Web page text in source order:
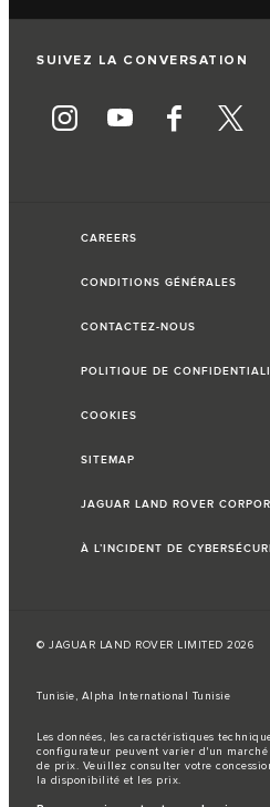
SUIVEZ LA CONVERSATION
CAREERS
CONDITIONS GÉNÉRALES
CONTACTEZ-NOUS
POLITIQUE DE
COOKIES
SITEMAP
JAGUAR LAND ROVER
À L’INCIDENT DE
© JAGUAR LAND ROVER LIMITED 2026
Tunisie, Alpha International Tunisie
Les données, les caractéristiques
configurateur peuvent varier d'un
de prix. Veuillez consulter votre
la disponibilité et les prix.